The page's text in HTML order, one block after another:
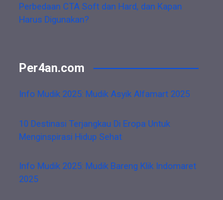
Perbedaan CTA Soft dan Hard, dan Kapan
Harus Digunakan?
Per4an.com
Info Mudik 2025: Mudik Asyik Alfamart 2025
10 Destinasi Terjangkau Di Eropa Untuk
Menginspirasi Hidup Sehat
Info Mudik 2025: Mudik Bareng Klik Indomaret
2025